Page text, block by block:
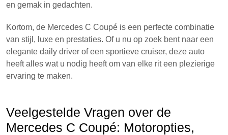
en gemak in gedachten.
Kortom, de Mercedes C Coupé is een perfecte combinatie
van stijl, luxe en prestaties. Of u nu op zoek bent naar een
elegante daily driver of een sportieve cruiser, deze auto
heeft alles wat u nodig heeft om van elke rit een plezierige
ervaring te maken.
Veelgestelde Vragen over de
Mercedes C Coupé: Motoropties,